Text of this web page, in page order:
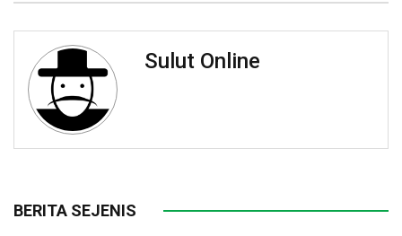
Sulut Online
BERITA SEJENIS